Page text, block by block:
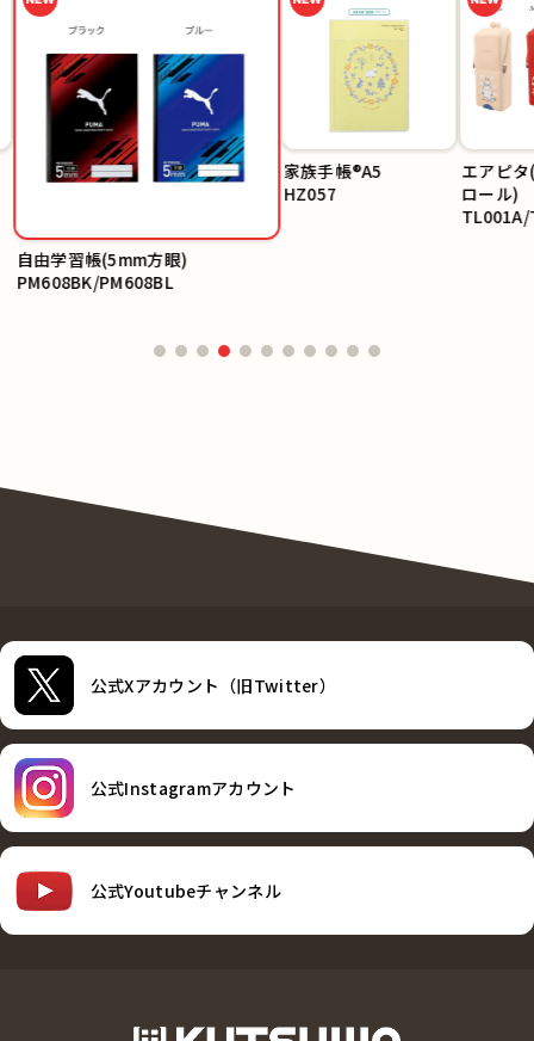
自由学習帳(5mm方眼)
PM608BK/PM608BL
家族手帳®A5
HZ057
エアピタ(
ロール)
TL001A/
公式Xアカウント（旧Twitter）
公式Instagramアカウント
公式Youtubeチャンネル